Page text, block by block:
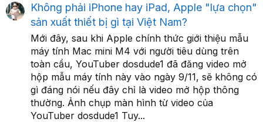
Không phải iPhone hay iPad, Apple "lựa chọn"
sản xuất thiết bị gì tại Việt Nam?
Mới đây, sau khi Apple chính thức giới thiệu mẫu
máy tính Mac mini M4 với người tiêu dùng trên
toàn cầu, YouTuber dosdude1 đã đăng video mở
hộp mẫu máy tính này vào ngày 9/11, sẽ không có
gì đáng nói nếu đây chỉ là video mở hộp thông
thường. Ảnh chụp màn hình từ video của
YouTuber dosdude1 Tuy...